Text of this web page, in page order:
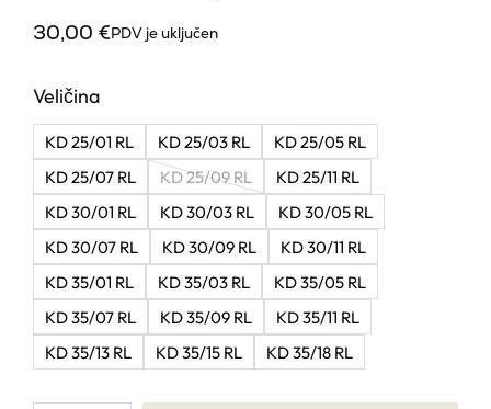
30,00 €PDV je uključen
Veličina
KD 25/01 RL KD 25/03 RL
KD 25/05 RL
KD 25/07 RL
KD 25/09 RL
KD 25/11 RL
KD 30/01 RL
KD 30/03 RL
KD 30/05 RL
KD 30/07 RL
KD 30/09 RL
KD 30/11 RL
KD 35/01 RL
KD 35/03 RL
KD 35/05 RL
KD 35/07 RL
KD 35/09 RL
KD 35/11 RL
KD 35/13 RL
KD 35/15 RL KD 35/18 RL